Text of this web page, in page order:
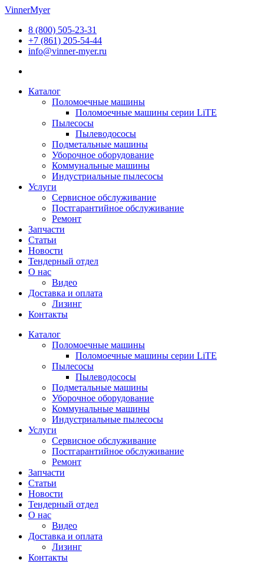
Перейти
содержимому
VinnerMyer
8 (800) 505-23-31
+7 (861) 205-54-44
info@vinner-myer.ru
Каталог
Поломоечные машины
Поломоечные машины серии LiTE
Пылесосы
Пылеводососы
Подметальные машины
Уборочное оборудование
Коммунальные машины
Индустриальные пылесосы
Услуги
Сервисное обслуживание
Постгарантийное обслуживание
Ремонт
Запчасти
Статьи
Новости
Тендерный отдел
О нас
Видео
Доставка и оплата
Лизинг
Контакты
Каталог
Поломоечные машины
Поломоечные машины серии LiTE
Пылесосы
Пылеводососы
Подметальные машины
Уборочное оборудование
Коммунальные машины
Индустриальные пылесосы
Услуги
Сервисное обслуживание
Постгарантийное обслуживание
Ремонт
Запчасти
Статьи
Новости
Тендерный отдел
О нас
Видео
Доставка и оплата
Лизинг
Контакты